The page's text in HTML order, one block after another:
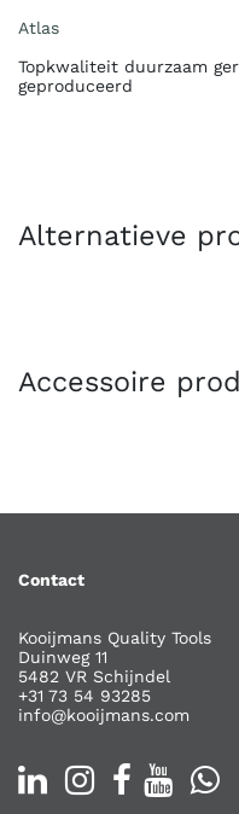
Atlas
Topkwaliteit duurzaam
geproduceerd
Alternatieve
Accessoire
Contact
Kooijmans Quality Tools
Duinweg 11
5482 VR Schijndel
+31 73 54 93285
info@kooijmans.com